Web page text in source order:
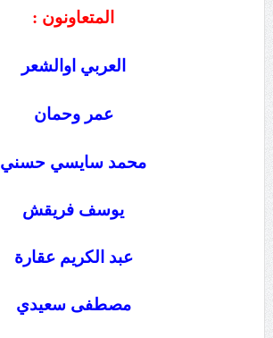
المتعاونون :
العربي اوالشعر
عمر وحمان
محمد سايسي حسني
يوسف فريقش
عبد الكريم عقارة
مصطفى سعيدي